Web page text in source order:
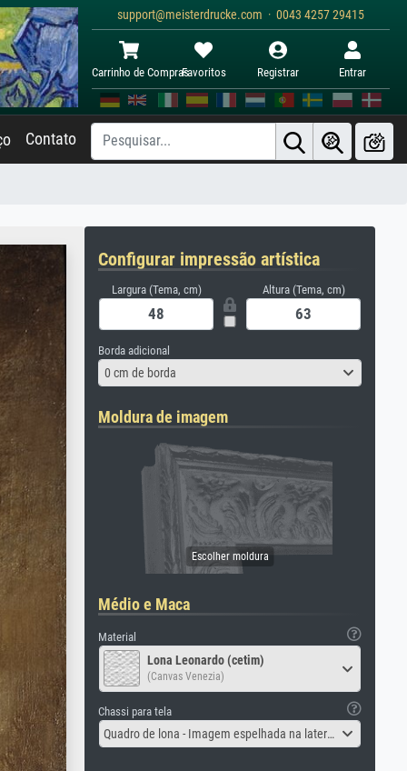
support@meisterdrucke.com · 0043 4257 29415
Carrinho de ComprasFavoritos Registrar Entrar
Contato
Configurar impressão artística
Largura (Tema, cm) Altura (Tema, cm)
Borda adicional
0 cm de borda
Moldura de imagem
Médio e Maca
Material
Lona Leonardo (cetim)
(Canvas Venezia)
Chassi para tela
Quadro de lona - Imagem espelhada na lateral